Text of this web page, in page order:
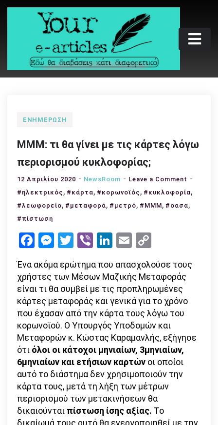
Skip
Your e-articles
Εδώ θα διαβάσεις κάτι διαφορετικό
ΕΝΗΜΈΡΩΣΗ
ΜΜΜ: τι θα γίνει με τις κάρτες λόγω
περιορισμού κυκλοφορίας;
12 Απριλίου 2020 NewsRoom Leave a Comment on
ΜΜΜ:
κάρτες
#ηλεκτρικός , #κάρτα, #κορωνοϊός , #κυκλοφορία,
#λεωφορείο, #μεταφορά, #μετρό, #ΜΜΜ, #οασα,
#πίστωση
Facebook
Messenger
Twitter
ViberLinkedIn
Email
Link
Ένα ακόμα ερώτημα που απασχολούσε τους
χρήστες των Μέσων Μαζικής Μεταφοράς
είναι τι θα συμβεί με τις προπληρωμένες
κάρτες μεταφοράς και γενικά για το χρόνο
που έχασαν από την κάρτα τους λόγω του
κορωνοϊού. Ο Υπουργός Υποδομών και
Μεταφορών κ. Κώστας Καραμανλής, εξήγησε
ότι όλοι οι κάτοχοι μηνιαίων, 3μηνιαίων,
6μηνιαίων και ετήσιων καρτών οι οποίοι
αυτό το διάστημα δεν χρησιμοποιούν την
κάρτα τους, μετά τη λήξη των μέτρων
περιορισμού των μετακινήσεων θα
δικαιούνται πίστωση ίσης αξίας. Το